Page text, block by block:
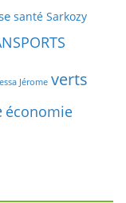
santé Sarkozy
Jérome verts
économie